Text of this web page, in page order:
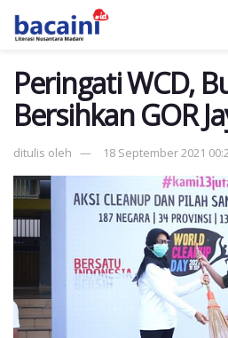
Peringati WCD,
Bersihkan GOR
ditulis oleh 18 September 2021